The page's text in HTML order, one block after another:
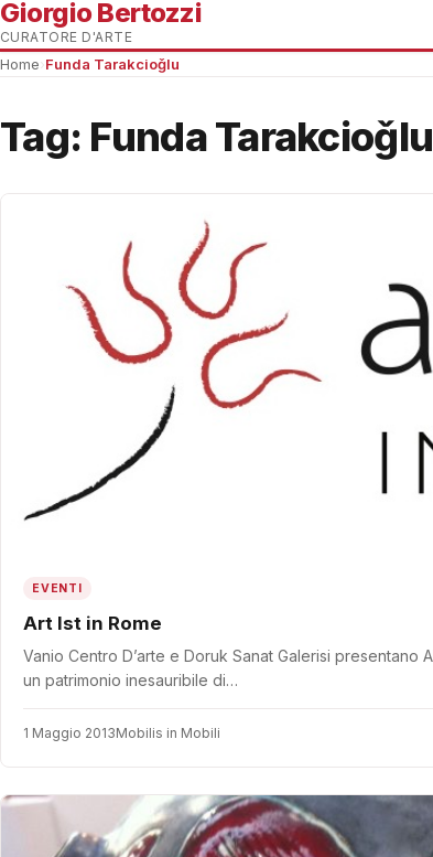
Giorgio Bertozzi
CURATORE D'ARTE
Home Funda Tarakcioǧlu
Tag: Funda Tarakcioǧlu
EVENTI
Art Ist in Rome
Vanio Centro D’arte e Doruk Sanat Galerisi
un patrimonio inesauribile di…
1 Maggio 2013Mobilis in Mobili